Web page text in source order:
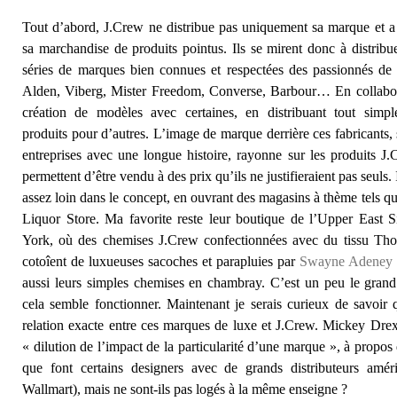
Tout d’abord, J.Crew ne distribue pas uniquement sa marque et
sa marchandise de produits pointus. Ils se mirent donc à
séries de marques bien connues et respectées des passionnés
Alden, Viberg, Mister Freedom, Converse, Barbour… En
création de modèles avec certaines, en distribuant tout
produits pour d’autres. L’image de marque derrière ces fabricants,
entreprises avec une longue histoire, rayonne sur les produits
permettent d’être vendu à des prix qu’ils ne justifieraient pas
assez loin dans le concept, en ouvrant des magasins à thème tels
Liquor Store. Ma favorite reste leur boutique de l’Upper East
York, où des chemises J.Crew confectionnées avec du tissu
cotoîent de luxueuses sacoches et parapluies par Swayne
aussi leurs simples chemises en chambray. C’est un peu le
cela semble fonctionner. Maintenant je serais curieux de savoir
relation exacte entre ces marques de luxe et J.Crew. Mickey
« dilution de l’impact de la particularité d’une marque », à propos
que font certains designers avec de grands distributeurs
Wallmart), mais ne sont-ils pas logés à la même enseigne ?